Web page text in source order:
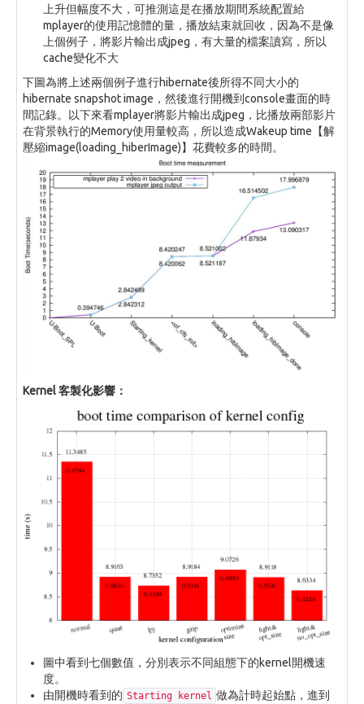
上升但幅度不大，可推測這是在播放期間系統配置給
mplayer的使用記憶體的量，播放結束就回收，因為不是像
上個例子，將影片輸出成jpeg，有大量的檔案讀寫，所以
cache變化不大
下圖為將上述兩個例子進行hibernate後所得不同大小的
hibernate snapshot image，然後進行開機到console畫面的時
間記錄。以下來看mplayer將影片輸出成jpeg，比播放兩部影片
在背景執行的Memory使用量較高，所以造成Wakeup time【解
壓縮image(loading_hiberImage)】花費較多的時間。
Kernel 客製化影響：
圖中看到七個數值，分別表示不同組態下的kernel開機速
度。
由開機時看到的 Starting kernel 做為計時起始點，進到